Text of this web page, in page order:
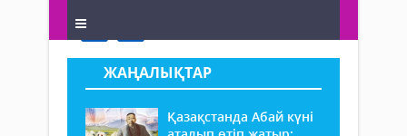
ЖАҢАЛЫҚТАР
Қазақстанда Абай күні